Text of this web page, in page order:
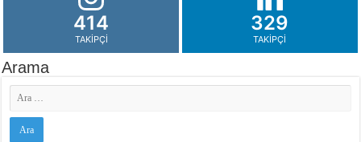
414
TAKIPÇI
329
TAKIPÇI
Arama